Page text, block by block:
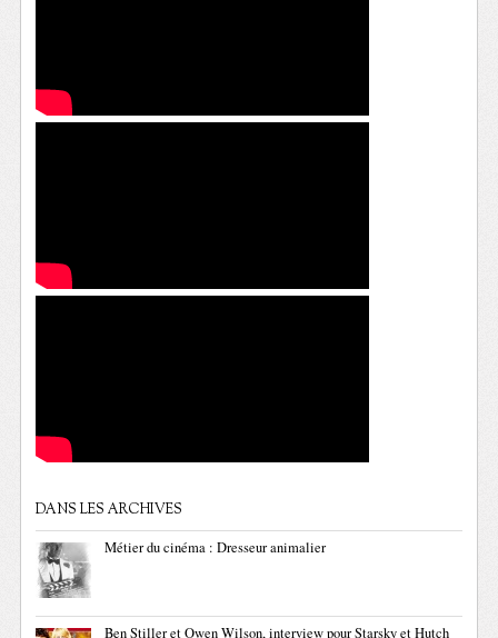
DANS LES ARCHIVES
Métier du cinéma : Dresseur animalier
Ben Stiller et Owen Wilson, interview pour Starsky et Hutch